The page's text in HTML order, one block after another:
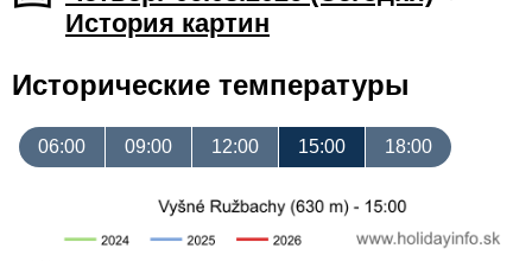
История картин
Исторические температуры
06:00 09:00 12:00 15:00 18:00